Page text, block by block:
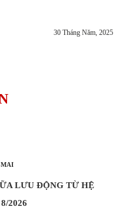
30 Tháng Năm, 2025
LƯU ĐỘNG TỪ HỆ
2026